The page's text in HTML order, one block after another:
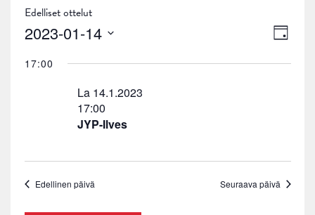
Edelliset ottelut
Päivä
2023-01-14
päivä.
17:00
JYP-Ilves
La 14.1.2023
17:00
Edellinen päivä Seuraava päivä